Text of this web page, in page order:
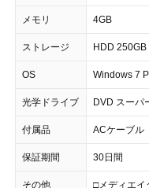
メモリ 4GB
ストレージ HDD 250GB
OS Windows 7
光学ドライブ DVD スーパ
付属品 ACケーブル
保証期間 30日間
その他
□メディエイ